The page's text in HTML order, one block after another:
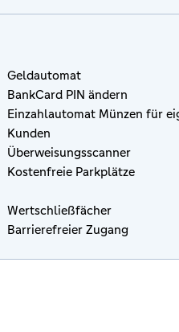
Geldautomat
BankCard PIN ändern
Einzahlautomat Münzen für
Kunden
Überweisungsscanner
Kostenfreie Parkplätze
Wertschließfächer
Barrierefreier Zugang